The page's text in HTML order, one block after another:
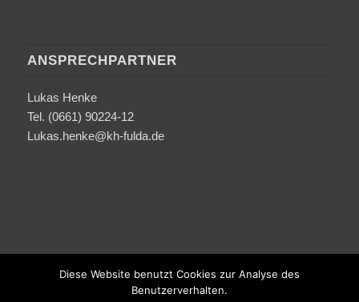
ANSPRECHPARTNER
Lukas Henke
Tel. (0661) 90224-12
Lukas.henke@kh-fulda.de
Diese Website benutzt Cookies zur Analyse des
Benutzerverhalten.